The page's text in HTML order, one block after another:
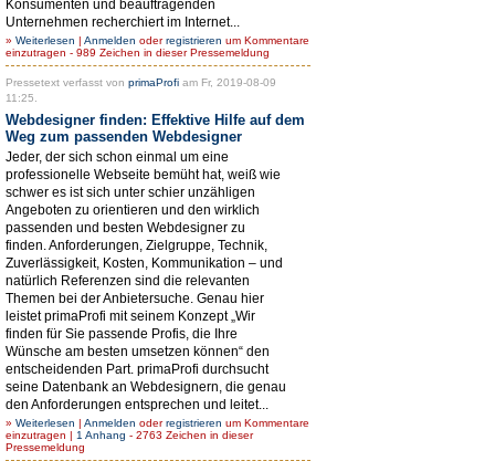
Konsumenten und beauftragenden
Unternehmen recherchiert im Internet...
» Weiterlesen | Anmelden oderregistrieren um Kommentare
einzutragen - 989 Zeichen in dieser Pressemeldung
Pressetext verfasst von primaProfi am Fr, 2019-08-09
11:25.
Webdesigner finden: Effektive Hilfe auf dem
Weg zum passenden Webdesigner
Jeder, der sich schon einmal um eine
professionelle Webseite bemüht hat, weiß wie
schwer es ist sich unter schier unzähligen
Angeboten zu orientieren und den wirklich
passenden und besten Webdesigner zu
finden. Anforderungen, Zielgruppe, Technik,
Zuverlässigkeit, Kosten, Kommunikation – und
natürlich Referenzen sind die relevanten
Themen bei der Anbietersuche. Genau hier
leistet primaProfi mit seinem Konzept „Wir
finden für Sie passende Profis, die Ihre
Wünsche am besten umsetzen können“ den
entscheidenden Part. primaProfi durchsucht
seine Datenbank an Webdesignern, die genau
den Anforderungen entsprechen und leitet...
» Weiterlesen | Anmelden oderregistrieren um Kommentare
einzutragen | 1 Anhang - 2763 Zeichen in dieser
Pressemeldung